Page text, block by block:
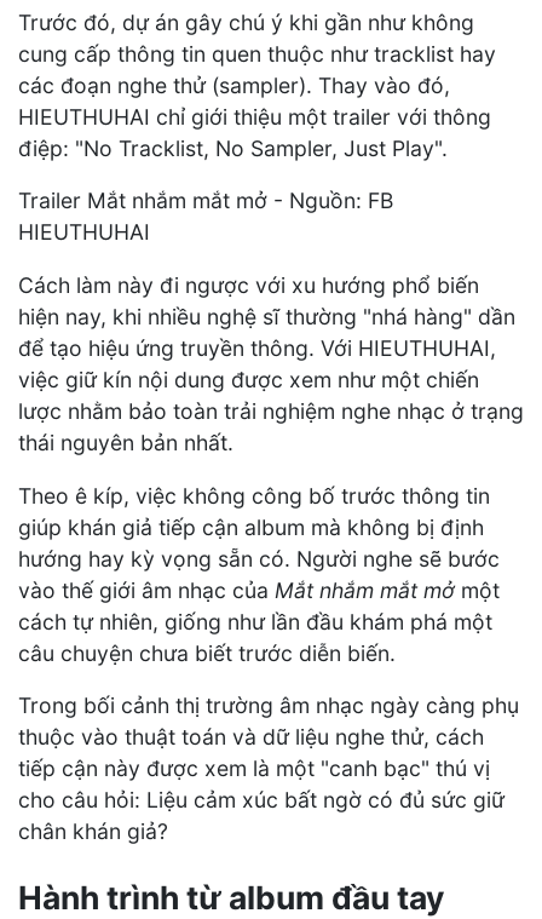
Trước đó, dự án gây chú ý khi gần như không
cung cấp thông tin quen thuộc như tracklist hay
các đoạn nghe thử (sampler). Thay vào đó,
HIEUTHUHAI chỉ giới thiệu một trailer với thông
điệp: "No Tracklist, No Sampler, Just Play".
Trailer Mắt nhắm mắt mở - Nguồn: FB
HIEUTHUHAI
Cách làm này đi ngược với xu hướng phổ biến
hiện nay, khi nhiều nghệ sĩ thường "nhá hàng" dần
để tạo hiệu ứng truyền thông. Với HIEUTHUHAI,
việc giữ kín nội dung được xem như một chiến
lược nhằm bảo toàn trải nghiệm nghe nhạc ở trạng
thái nguyên bản nhất.
Theo ê kíp, việc không công bố trước thông tin
giúp khán giả tiếp cận album mà không bị định
hướng hay kỳ vọng sẵn có. Người nghe sẽ bước
vào thế giới âm nhạc của Mắt nhắm mắt mởmột
cách tự nhiên, giống như lần đầu khám phá một
câu chuyện chưa biết trước diễn biến.
Trong bối cảnh thị trường âm nhạc ngày càng phụ
thuộc vào thuật toán và dữ liệu nghe thử, cách
tiếp cận này được xem là một "canh bạc" thú vị
cho câu hỏi: Liệu cảm xúc bất ngờ có đủ sức giữ
chân khán giả?
Hành trình từ album đầu tay